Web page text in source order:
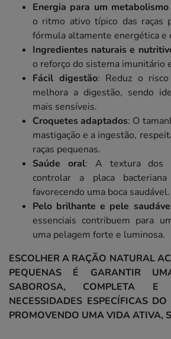
Energia para um
o ritmo ativo típico das raças
fórmula altamente energética e
Ingredientes naturais e
o reforço do sistema imunitário
Fácil digestão: Reduz o
melhora a digestão, sendo
mais sensíveis.
Croquetes adaptados: O
mastigação e a ingestão,
raças pequenas.
Saúde oral: A textura dos
controlar a placa
favorecendo uma boca saudável.
Pelo brilhante e pele
essenciais contribuem para
uma pelagem forte e luminosa.
ESCOLHER A RAÇÃO NATURAL
PEQUENAS É GARANTIR
SABOROSA, COMPLETA
NECESSIDADES ESPECÍFICAS
PROMOVENDO UMA VIDA ATIVA,